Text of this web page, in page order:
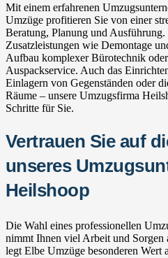
Mit einem erfahrenen
Umzüge profitieren Sie von einer
Beratung, Planung und
Zusatzleistungen wie Demontage
Aufbau komplexer Bürotechnik
Auspackservice. Auch das
Einlagern von Gegenständen oder
Räume – unsere Umzugsfirma
Schritte für Sie.
Vertrauen Sie auf
unseres
Heilshoop
Die Wahl eines professionellen
nimmt Ihnen viel Arbeit und Sorgen
legt Elbe Umzüge besonderen Wert